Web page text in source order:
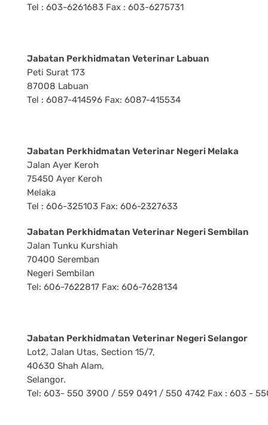
Tel : 603-6261683 Fax : 603-6275731
Jabatan Perkhidmatan Veterinar Labuan
Peti Surat 173
87008 Labuan
Tel : 6087-414596 Fax: 6087-415534
Jabatan Perkhidmatan Veterinar Negeri Melaka
Jalan Ayer Keroh
75450 Ayer Keroh
Melaka
Tel : 606-325103 Fax: 606-2327633
Jabatan Perkhidmatan Veterinar Negeri Sembilan
Jalan Tunku Kurshiah
70400 Seremban
Negeri Sembilan
Tel: 606-7622817 Fax: 606-7628134
Jabatan Perkhidmatan Veterinar Negeri Selangor
Lot2, Jalan Utas, Section 15/7,
40630 Shah Alam,
Selangor.
Tel: 603- 550 3900 / 559 0491 / 550 4742 Fax : 603 -